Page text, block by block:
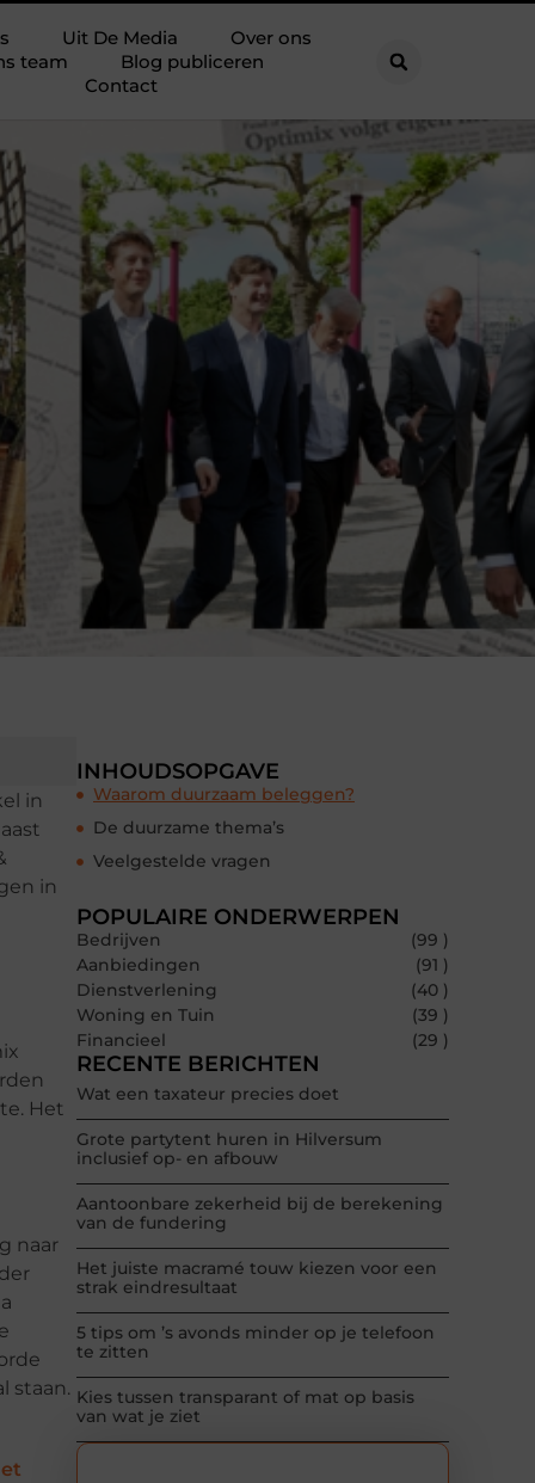
Uit De Media
Over ons
team
Blog publiceren
Contact
in
in
Het
naar
staan.
INHOUDSOPGAVE
Waarom duurzaam beleggen?
De duurzame thema’s
Veelgestelde vragen
POPULAIRE ONDERWERPEN
Bedrijven
(99 )
Aanbiedingen
(91 )
Dienstverlening
(40 )
Woning en Tuin
(39 )
Financieel
(29 )
RECENTE BERICHTEN
Wat een taxateur precies doet
Grote partytent huren in Hilversum
inclusief op- en afbouw
Aantoonbare zekerheid bij de berekening
van de fundering
Het juiste macramé touw kiezen voor een
strak eindresultaat
5 tips om ’s avonds minder op je telefoon
te zitten
Kies tussen transparant of mat op basis
van wat je ziet